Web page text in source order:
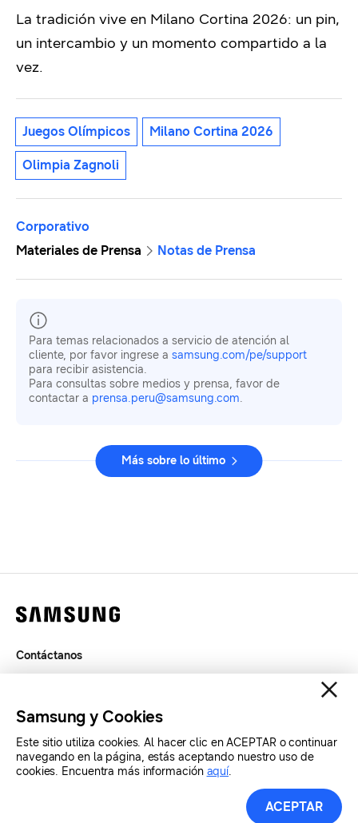
La tradición vive en Milano Cortina 2026: un pin,
un intercambio y un momento compartido a la
vez.
Juegos Olímpicos Milano Cortina 2026
Olimpia Zagnoli
Corporativo
Materiales de Prensa
Notas de Prensa
Para temas relacionados a servicio de atención al
cliente, por favor ingrese a samsung.com/pe/support
para recibir asistencia.
Para consultas sobre medios y prensa, favor de
contactar a prensa.peru@samsung.com.
Más sobre lo último
Contáctanos
SAMSUNG.COM
Copyright© SAMSUNG Todos los derechos reservados.
Samsung y Cookies
Este sitio utiliza cookies. Al hacer clic en ACEPTAR o continuar
navegando en la página, estás aceptando nuestro uso de
cookies. Encuentra más información aquí.
ACEPTAR